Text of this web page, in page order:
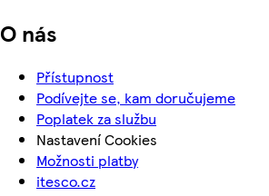
O nás
Přístupnost
Podívejte se, kam doručujeme
Poplatek za službu
Nastavení Cookies
Možnosti platby
itesco.cz